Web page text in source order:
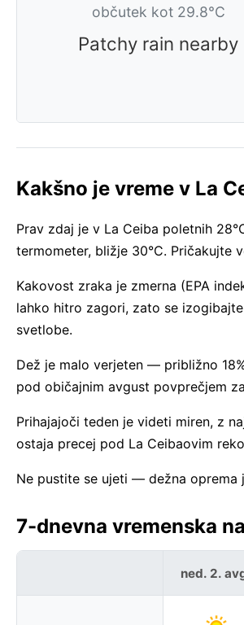
občutek kot 29.8°C
Patchy rain nearby
Kakšno je vreme v La
Prav zdaj je v La Ceiba poletnih
termometer, bližje 30°C. Pričakujte
Kakovost zraka je zmerna (EPA
lahko hitro zagori, zato se
svetlobe.
Dež je malo verjeten — približno
pod običajnim avgust povprečjem
Prihajajoči teden je videti miren, z
ostaja precej pod La Ceibaovim
Ne pustite se ujeti — dežna oprema
7-dnevna vremenska
ned. 2.